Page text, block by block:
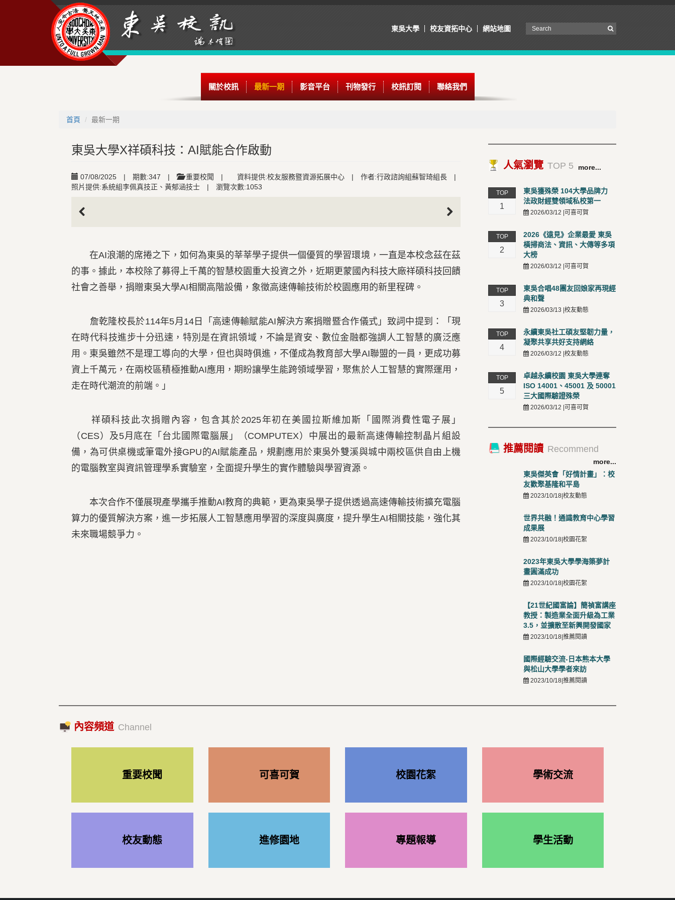
東吳大學 校友資拓中心 網站地圖
關於校訊 最新一期 影音平台 刊物發行 校訊訂閱 聯絡我們
首頁 最新一期
東吳大學X祥碩科技：AI賦能合作啟動
07/08/2025 | 期數:347 | 重要校聞 | 資料提供:校友服務暨資源拓展中心 | 作者:行政諮詢組蘇智琦組長
|
照片提供:系統組李佩真技正、黃郁涵技士
| 瀏覽次數:1053
在AI浪潮的席捲之下，如何為東吳的莘莘學子提供一個優質的學習環境，一直是本校念茲在茲
的事。據此，本校除了募得上千萬的智慧校園重大投資之外，近期更蒙國內科技大廠祥碩科技回饋
社會之善舉，捐贈東吳大學AI相關高階設備，象徵高速傳輸技術於校園應用的新里程碑。
詹乾隆校長於114年5月14日「高速傳輸賦能AI解決方案捐贈暨合作儀式」致詞中提到：「現
在時代科技進步十分迅速，特別是在資訊領域，不論是資安、數位金融都強調人工智慧的廣泛應
用。東吳雖然不是理工導向的大學，但也與時俱進，不僅成為教育部大學AI聯盟的一員，更成功募
資上千萬元，在兩校區積極推動AI應用，期盼讓學生能跨領域學習，聚焦於人工智慧的實際運用，
走在時代潮流的前端。」
祥碩科技此次捐贈內容，包含其於2025年初在美國拉斯維加斯「國際消費性電子展」
（CES）及5月底在「台北國際電腦展」（COMPUTEX）中展出的最新高速傳輸控制晶片組設
備，為可供桌機或筆電外接GPU的AI賦能產品，規劃應用於東吳外雙溪與城中兩校區供自由上機
的電腦教室與資訊管理學系實驗室，全面提升學生的實作體驗與學習資源。
本次合作不僅展現產學攜手推動AI教育的典範，更為東吳學子提供透過高速傳輸技術擴充電腦
算力的優質解決方案，進一步拓展人工智慧應用學習的深度與廣度，提升學生AI相關技能，強化其
未來職場競爭力。
人氣瀏覽 TOP 5 more...
TOP
1
東吳獲殊榮 104大學品牌力
法政財經雙領域私校第一
2026/03/12 |可喜可賀
TOP
2
2026《遠見》企業最愛 東吳
橫掃商法、資訊、大傳等多項
大榜
2026/03/12 |可喜可賀
TOP
3
東吳合唱48團友回娘家再現經
典和聲
2026/03/13 |校友動態
TOP
4
永續東吳社工碩友堅韌力量，
凝聚共享共好支持網絡
2026/03/12 |校友動態
TOP
5
卓越永續校園 東吳大學連奪
ISO 14001、45001 及 50001
三大國際驗證殊榮
2026/03/12 |可喜可賀
推薦閱讀 Recommend
more...
東吳傑英會「好情計畫」：校
友歡聚基隆和平島
2023/10/18|校友動態
世界共融！通識教育中心學習
成果展
2023/10/18|校園花絮
2023年東吳大學學海築夢計
畫圓滿成功
2023/10/18|校園花絮
【21世紀國富論】簡禎富講座
教授：製造業全面升級為工業
3.5，並擴散至新興開發國家
2023/10/18|推薦閱讀
國際經驗交流-日本熊本大學
與松山大學學者來訪
2023/10/18|推薦閱讀
內容頻道 Channel
重要校聞 可喜可賀 校園花絮 學術交流
校友動態 進修園地 專題報導 學生活動